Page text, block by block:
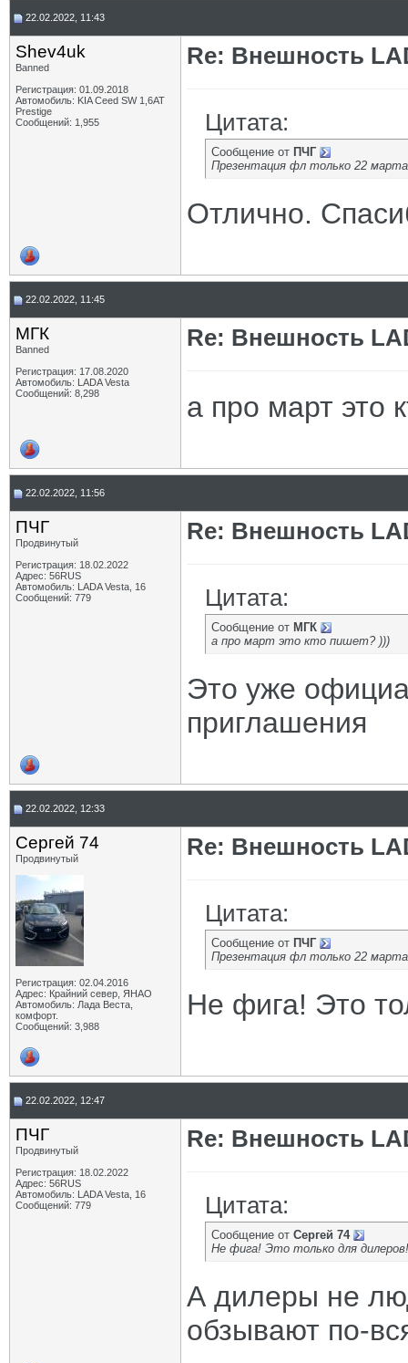
22.02.2022, 11:43
Shev4uk
Banned
Регистрация: 01.09.2018
Автомобиль: KIA Ceed SW 1,6AT
Prestige
Сообщений: 1,955
Re: Внешность
Цитата:
Сообщение от ПЧГ
Презентация фл только 22
Отлично.
22.02.2022, 11:45
МГК
Banned
Регистрация: 17.08.2020
Автомобиль: LADA Vesta
Сообщений: 8,298
Re: Внешность
а про март это
22.02.2022, 11:56
ПЧГ
Продвинутый
Регистрация: 18.02.2022
Адрес: 56RUS
Автомобиль: LADA Vesta, 16
Сообщений: 779
Re: Внешность
Цитата:
Сообщение от МГК
а про март это кто пишет? )))
Это уже
приглашения
22.02.2022, 12:33
Сергей 74
Продвинутый
Регистрация: 02.04.2016
Адрес: Крайний север, ЯНАО
Автомобиль: Лада Веста,
комфорт.
Сообщений: 3,988
Re: Внешность
Цитата:
Сообщение от ПЧГ
Презентация фл только 22
Не фига! Это
22.02.2022, 12:47
ПЧГ
Продвинутый
Регистрация: 18.02.2022
Адрес: 56RUS
Автомобиль: LADA Vesta, 16
Сообщений: 779
Re: Внешность
Цитата:
Сообщение от Сергей 74
Не фига! Это только для дилеров!
А дилеры не
обзывают по-